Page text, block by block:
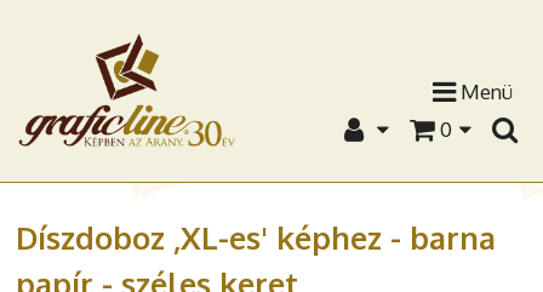
Menü
0
Díszdoboz ,XL-es' képhez - barna
papír - széles keret